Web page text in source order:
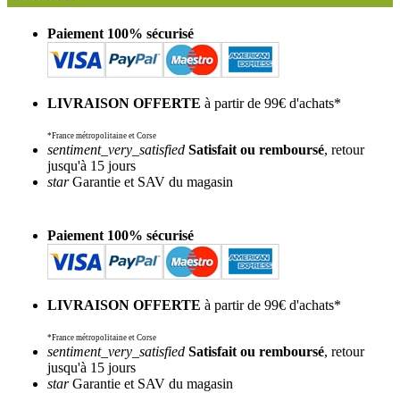
Paiement 100% sécurisé
LIVRAISON OFFERTE à partir de 99€ d'achats*
*France métropolitaine et Corse
sentiment_very_satisfied Satisfait ou remboursé, retour
jusqu'à 15 jours
starGarantie et SAV du magasin
Paiement 100% sécurisé
LIVRAISON OFFERTE à partir de 99€ d'achats*
*France métropolitaine et Corse
sentiment_very_satisfied Satisfait ou remboursé, retour
jusqu'à 15 jours
starGarantie et SAV du magasin